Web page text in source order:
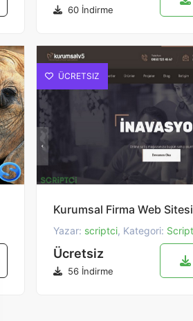
60 İndirme
ÜCRETSIZ
Kurumsal Firma Web
Yazar: scriptci, Kategori:
Ücretsiz
56 İndirme